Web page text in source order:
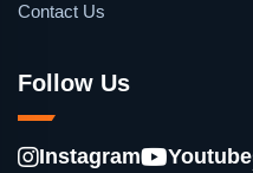
Contact Us
Follow Us
Instagram Youtube